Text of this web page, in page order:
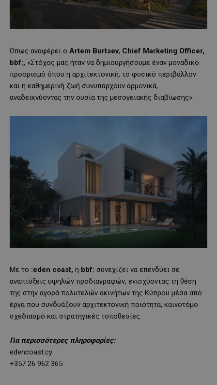
Όπως αναφέρει ο Artem Burtsev, Chief Marketing Officer,
bbf:, «Στόχος μας ήταν να δημιουργήσουμε έναν μοναδικό
προορισμό όπου η αρχιτεκτονική, το φυσικό περιβάλλον
και η καθημερινή ζωή συνυπάρχουν αρμονικά,
αναδεικνύοντας την ουσία της μεσογειακής διαβίωσης».
Με το :eden coast, η bbf: συνεχίζει να επενδύει σε
αναπτύξεις υψηλών προδιαγραφών, ενισχύοντας τη θέση
της στην αγορά πολυτελών ακινήτων της Κύπρου μέσα από
έργα που συνδυάζουν αρχιτεκτονική ποιότητα, καινοτόμο
σχεδιασμό και στρατηγικές τοποθεσίες.
Για περισσότερες πληροφορίες:
edencoast.cy
+357 26 962 365